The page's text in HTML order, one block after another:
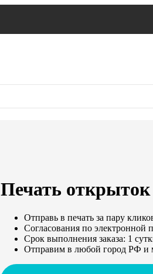
Печать открыток
Отправь в печать за пару
Согласования по электронной
Срок выполнения заказа: 1
Отправим в любой город РФ и